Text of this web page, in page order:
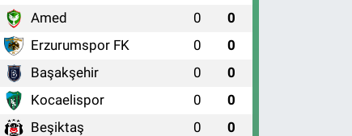
Amed 0 0
Erzurumspor FK 0 0
Başakşehir 0 0
Kocaelispor 0 0
Beşiktaş 0 0